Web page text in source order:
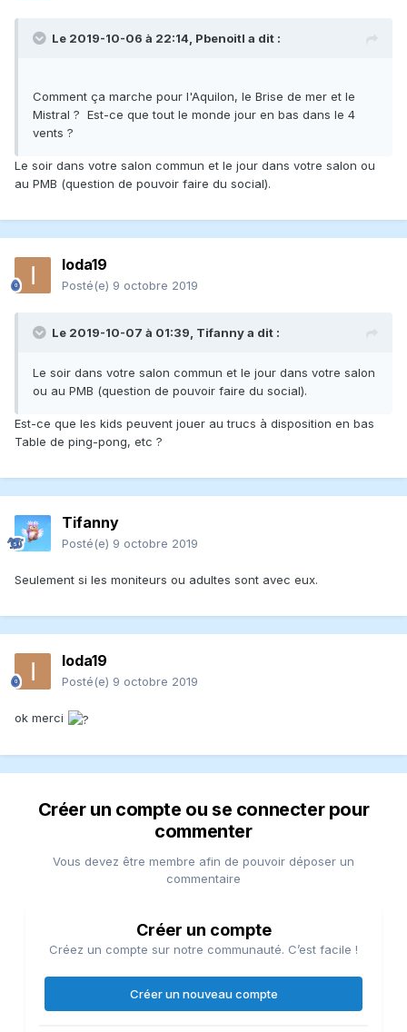
- jlapalme
- Takezo
- jmbaril
- Zolin
- GameSnake
BRISE DE MER:
- Aranas
- Tawny
- Cliz
- Dhunam
- Dragon Diurne (Clinique)
Le 2019-10-06 à 22:14, Pbenoitl a dit :
Comment ça marche pour l'Aquilon, le Brise de mer et le
Mistral ? Est-ce que tout le monde jour en bas dans le 4
vents ?
Le soir dans votre salon commun et le jour dans votre salon ou
au PMB (question de pouvoir faire du social).
Ioda19
Posté(e) 9 octobre 2019
Le 2019-10-07 à 01:39, Tifannya dit :
Le soir dans votre salon commun et le jour dans votre salon
ou au PMB (question de pouvoir faire du social).
Est-ce que les kids peuvent jouer au trucs à disposition en bas
Table de ping-pong, etc ?
Tifanny
Posté(e) 9 octobre 2019
Seulement si les moniteurs ou adultes sont avec eux.
Ioda19
Posté(e) 9 octobre 2019
ok merci
Créer un compte ou se connecter pour
commenter
Vous devez être membre afin de pouvoir déposer un
commentaire
Créer un compte
Créez un compte sur notre communauté. C’est facile !
Créer un nouveau compte